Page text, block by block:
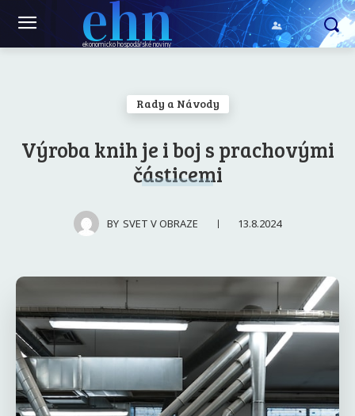
ehn
ekonomicko hospodářské noviny
Rady a Návody
Výroba knih je i boj s prachovými
částicemi
BY SVET V OBRAZE 13.8.2024